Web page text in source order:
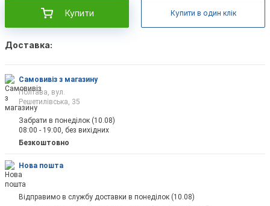
Купити Купити в один клік
Доставка:
Самовивіз з магазину
Полтава, вул.
Решетилівська, 35
Забрати в понеділок (10.08)
08:00 - 19:00, без вихідних
Безкоштовно
Нова пошта
Відправимо в службу доставки в понеділок (10.08)